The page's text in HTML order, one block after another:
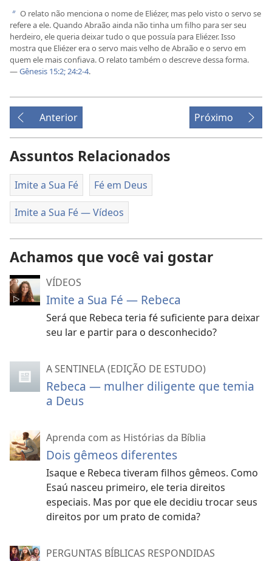
b O relato não menciona o nome de Eliézer, mas pelo visto o servo se
refere a ele. Quando Abraão ainda não tinha um filho para ser seu
herdeiro, ele queria deixar tudo o que possuía para Eliézer. Isso
mostra que Eliézer era o servo mais velho de Abraão e o servo em
quem ele mais confiava. O relato também o descreve dessa forma.
—Gênesis 15:2;24:2-4.
Anterior Próximo
Assuntos Relacionados
Imite a Sua Fé Fé em Deus
Imite a Sua Fé — Vídeos
Achamos que você vai gostar
VÍDEOS
Imite a Sua Fé — Rebeca
Será que Rebeca teria fé suficiente para deixar
seu lar e partir para o desconhecido?
A SENTINELA (EDIÇÃO DE ESTUDO)
Rebeca — mulher diligente que temia
a Deus
Aprenda com as Histórias da Bíblia
Dois gêmeos diferentes
Isaque e Rebeca tiveram filhos gêmeos. Como
Esaú nasceu primeiro, ele teria direitos
especiais. Mas por que ele decidiu trocar seus
direitos por um prato de comida?
PERGUNTAS BÍBLICAS RESPONDIDAS